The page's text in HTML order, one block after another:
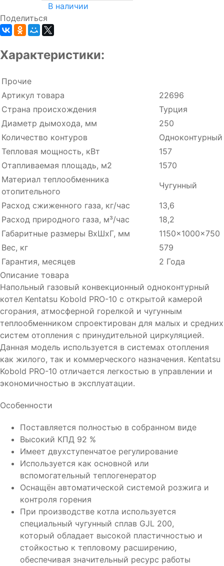
В наличии
Поделиться
Характеристики:
Прочие
Артикул товара
22696
Страна происхождения
Турция
Диаметр дымохода, мм
250
Количество контуров
Одноконтурный
Тепловая мощность, кВт
157
Отапливаемая площадь, м2
1570
Материал теплообменника
отопительного
Чугунный
Расход cжиженного газа, кг/час
13,6
Расход природного газа, м³/час
18,2
Габаритные размеры ВхШхГ, мм
1150x1000x750
Вес, кг
579
Гарантия, месяцев
2 Года
Описание товара
Напольный газовый конвекционный одноконтурный
котел Kentatsu Kobold PRO-10 с открытой камерой
сгорания, атмосферной горелкой и чугунным
теплообменником спроектирован для малых и средних
систем отопления с принудительной циркуляцией.
Данная модель используется в системах отопления
как жилого, так и коммерческого назначения. Kentatsu
Kobold PRO-10 отличается легкостью в управлении и
экономичностью в эксплуатации.
Особенности
Поставляется полностью в собранном виде
Высокий КПД 92 %
Имеет двухступенчатое регулирование
Используется как основной или
вспомогательный теплогенератор
Оснащён автоматической системой розжига и
контроля горения
При производстве котла используется
специальный чугунный сплав GJL 200,
который обладает высокой пластичностью и
стойкостью к тепловому расширению,
обеспечивая значительный ресурс работы